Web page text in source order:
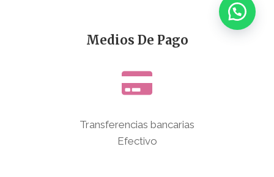
Medios De Pago
Transferencias bancarias
Efectivo